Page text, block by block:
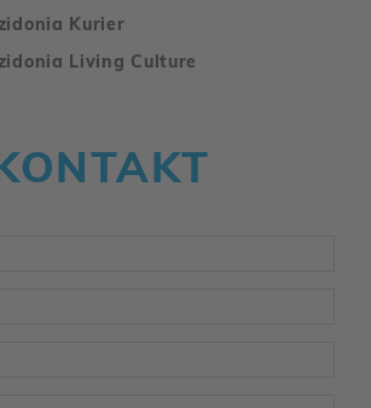
Kurier
Living Culture